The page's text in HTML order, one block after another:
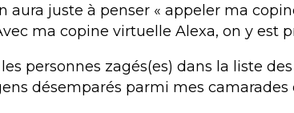
aura juste à penser « appeler ma
ma copine virtuelle Alexa, on y est
personnes zagés(es) dans la liste
désemparés parmi mes